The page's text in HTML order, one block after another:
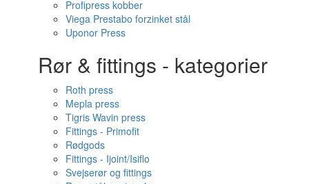
Profipress kobber
Viega Prestabo forzinket stål
Uponor Press
Rør & fittings - kategorier
Roth press
Mepla press
Tigris Wavin press
Fittings - Primofit
Rødgods
Fittings - Ijoint/Isiflo
Svejserør og fittings